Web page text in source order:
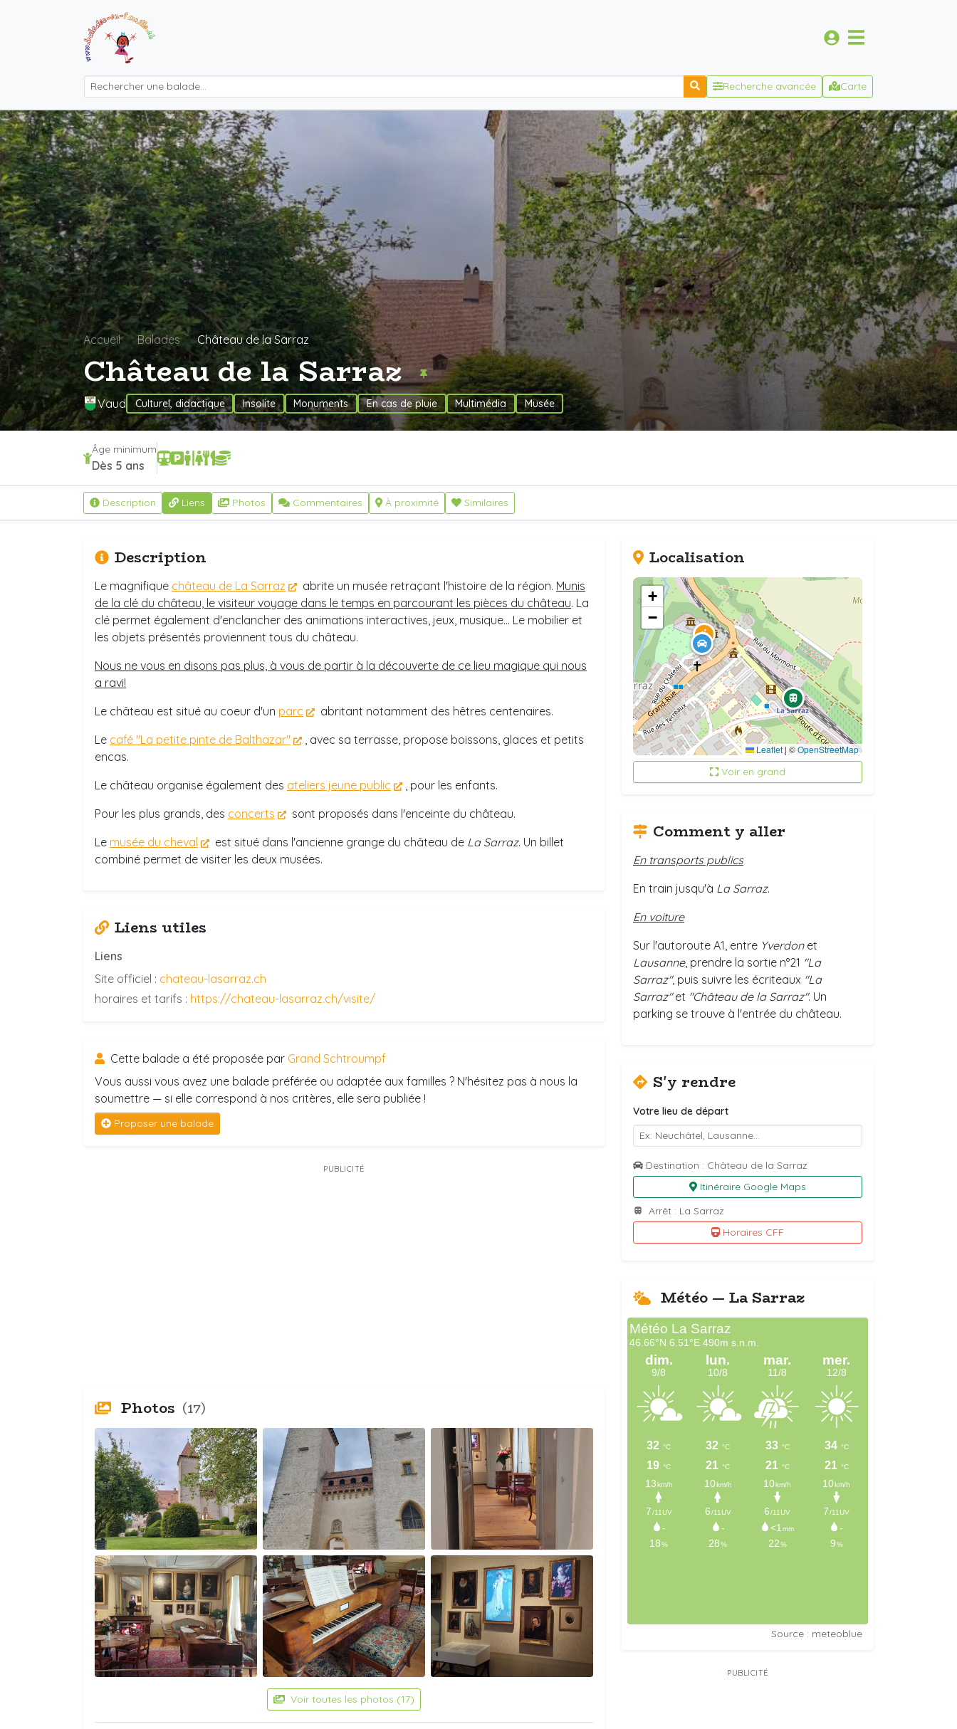
Recherche avancée Carte
Accueil Balades Château de la Sarraz
Château de la Sarraz
Vaud Culturel, didactique Insolite Monuments En cas de pluie Multimédia Musée
Âge minimum
Dès 5 ans
Description Liens Photos Commentaires À proximité Similaires
Description
Le magnifique château de La Sarraz abrite un musée retraçant l'histoire de la région. Munis
de la clé du château, le visiteur voyage dans le temps en parcourant les pièces du château. La
clé permet également d'enclancher des animations interactives, jeux, musique... Le mobilier et
les objets présentés proviennent tous du château.
Nous ne vous en disons pas plus, à vous de partir à la découverte de ce lieu magique qui nous
a ravi!
Le château est situé au coeur d'un parc
abritant notamment des hêtres centenaires.
Le café "La petite pinte de Balthazar"
, avec sa terrasse, propose boissons, glaces et petits
encas.
Le château organise également des ateliers jeune public
, pour les enfants.
Pour les plus grands, des concerts
sont proposés dans l'enceinte du château.
Le musée du cheval est situé dans l'ancienne grange du château de La Sarraz. Un billet
combiné permet de visiter les deux musées.
Liens utiles
Liens
Site officiel : chateau-lasarraz.ch
horaires et tarifs : https://chateau-lasarraz.ch/visite/
Cette balade a été proposée par Grand Schtroumpf
Vous aussi vous avez une balade préférée ou adaptée aux familles ? N'hésitez pas à nous la
soumettre — si elle correspond à nos critères, elle sera publiée !
Proposer une balade
PUBLICITÉ
Photos (17)
Voir toutes les photos (17)
Localisation
+
−
Leaflet|©OpenStreetMap
Voir en grand
Comment y aller
En transports publics
En train jusqu'à La Sarraz.
En voiture
Sur l'autoroute A1, entre Yverdon et
Lausanne, prendre la sortie n°21 "La
Sarraz", puis suivre les écriteaux "La
Sarraz"et "Château de la Sarraz". Un
parking se trouve à l'entrée du château.
S'y rendre
Votre lieu de départ
Destination : Château de la Sarraz
Itinéraire Google Maps
Arrêt : La Sarraz
Horaires CFF
Météo — La Sarraz
Source : meteoblue
PUBLICITÉ